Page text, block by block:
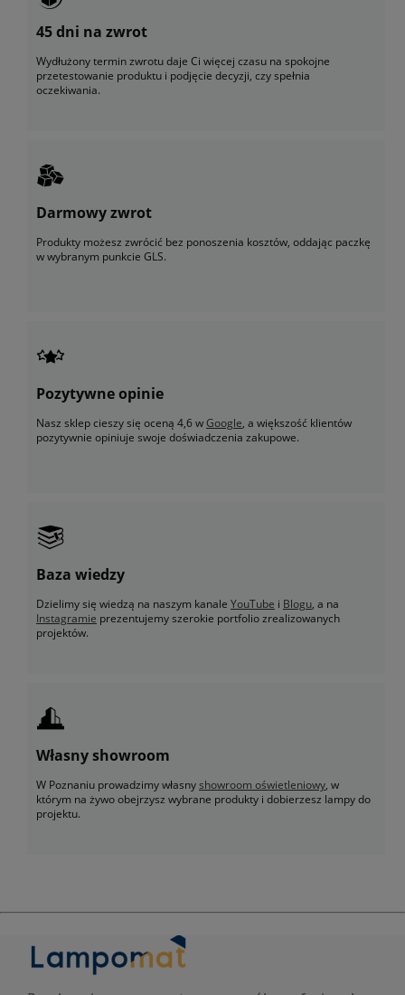
45 dni na zwrot
Wydłużony termin zwrotu daje Ci więcej czasu na spokojne
przetestowanie produktu i podjęcie decyzji, czy spełnia
oczekiwania.
Darmowy zwrot
Produkty możesz zwrócić bez ponoszenia kosztów, oddając paczkę
w wybranym punkcie GLS.
Pozytywne opinie
Nasz sklep cieszy się oceną 4,6 wGoogle, a większość klientów
pozytywnie opiniuje swoje doświadczenia zakupowe.
Baza wiedzy
Dzielimy się wiedzą na naszym kanale YouTube i Blogu, a na
Instagramie prezentujemy szerokie portfolio zrealizowanych
projektów.
Własny showroom
W Poznaniu prowadzimy własnyshowroom oświetleniowy, w
którym na żywo obejrzysz wybrane produkty i dobierzesz lampy do
projektu.